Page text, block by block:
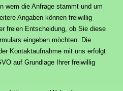
wem die Anfrage stammt und um
Angaben können freiwillig
freien Entscheidung, ob Sie diese
eingeben möchten. Die
Kontaktaufnahme mit uns erfolgt
auf Grundlage Ihrer freiwillig